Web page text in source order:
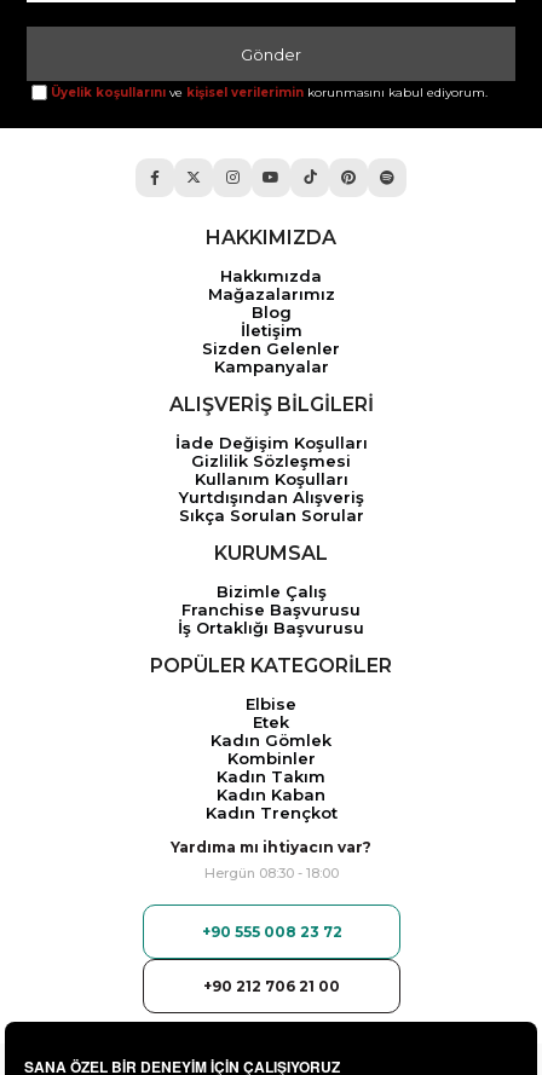
Gönder
Üyelik koşullarını ve kişisel verilerimin korunmasını kabul ediyorum.
HAKKIMIZDA
Hakkımızda
Mağazalarımız
Blog
İletişim
Sizden Gelenler
Kampanyalar
ALIŞVERİŞ BİLGİLERİ
İade Değişim Koşulları
Gizlilik Sözleşmesi
Kullanım Koşulları
Yurtdışından Alışveriş
Sıkça Sorulan Sorular
KURUMSAL
Bizimle Çalış
Franchise Başvurusu
İş Ortaklığı Başvurusu
POPÜLER KATEGORİLER
Elbise
Etek
Kadın Gömlek
Kombinler
Kadın Takım
Kadın Kaban
Kadın Trençkot
Yardıma mı ihtiyacın var?
Hergün 08:30 - 18:00
+90 555 008 23 72
+90 212 706 21 00